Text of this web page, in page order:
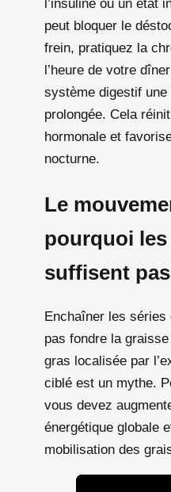
l’insuline ou un état
peut bloquer le
frein, pratiquez la
l’heure de votre
système digestif une
prolongée. Cela
hormonale et
nocturne.
Le
pourquoi
suffisent pas
Enchaîner les
pas fondre la
gras localisée par
ciblé est un mythe.
vous devez
énergétique globale
mobilisation des